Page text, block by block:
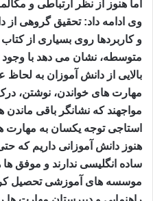
اما هنوز از نظر ارتباطی و
وی ادامه داد: تحقیق گروهی از
و کاربردها روی بسیاری از
متوسطه، نشان می دهد با وجود
بالایی از دانش آموزان به
مهارت های خواندن، نوشتن،
مواجهند که نشانگر باقی
استاجی توجه یکسان به مهارت
هنوز دانش آموزانی داریم که
ساده انگلیسی ندارند و موفق
موسسه های آموزشی تحصیل